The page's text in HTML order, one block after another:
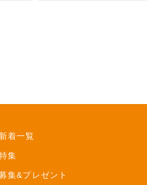
新着一覧
集
集&プレゼント